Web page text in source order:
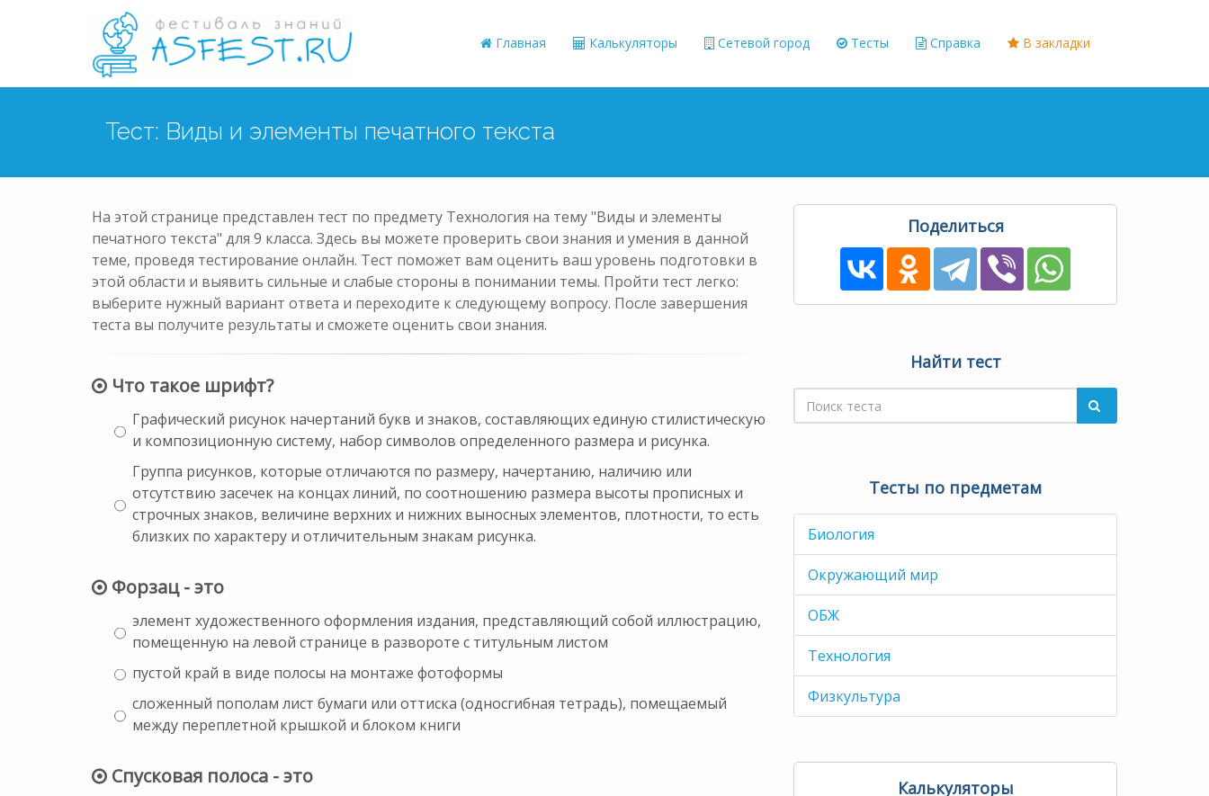
Главная Калькуляторы Сетевой город Тесты Справка В закладки
Тест: Виды и элементы печатного текста
На этой странице представлен тест по предмету Технология на тему "Виды и элементы
печатного текста" для 9 класса. Здесь вы можете проверить свои знания и умения в данной
теме, проведя тестирование онлайн. Тест поможет вам оценить ваш уровень подготовки в
этой области и выявить сильные и слабые стороны в понимании темы. Пройти тест легко:
выберите нужный вариант ответа и переходите к следующему вопросу. После завершения
теста вы получите результаты и сможете оценить свои знания.
Что такое шрифт?
Графический рисунок начертаний букв и знаков, составляющих единую стилистическую
и композиционную систему, набор символов определенного размера и рисунка.
Группа рисунков, которые отличаются по размеру, начертанию, наличию или
отсутствию засечек на концах линий, по соотношению размера высоты прописных и
строчных знаков, величине верхних и нижних выносных элементов, плотности, то есть
близких по характеру и отличительным знакам рисунка.
Форзац - это
элемент художественного оформления издания, представляющий собой иллюстрацию,
помещенную на левой странице в развороте с титульным листом
пустой край в виде полосы на монтаже фотоформы
сложенный пополам лист бумаги или оттиска (односгибная тетрадь), помещаемый
между переплетной крышкой и блоком книги
Спусковая полоса - это
Поделиться
Найти тест
Тесты по предметам
Биология
Окружающий мир
ОБЖ
Технология
Физкультура
Калькуляторы